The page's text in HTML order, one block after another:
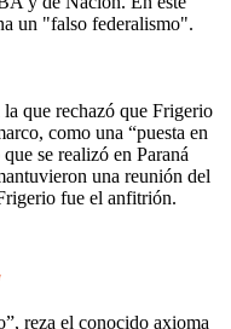
un "falso federalismo".
que rechazó que Frigerio
como una “puesta en
se realizó en Paraná
una reunión del
fue el anfitrión.
reza el conocido axioma